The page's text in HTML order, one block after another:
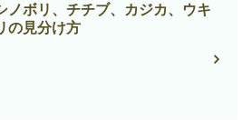
ノボリ、チチブ、カジカ、ウキ
の見分け方